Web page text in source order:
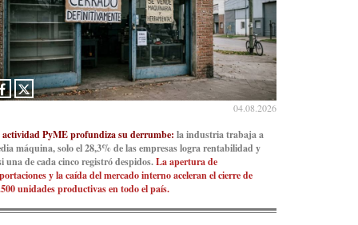
04.08.2026
PyME profundiza su derrumbe: la industria trabaja a
máquina, solo el 28,3% de las empresas logra rentabilidad y
una de cada cinco registró despidos.La apertura de
y la caída del mercado interno aceleran el cierre de
unidades productivas en todo el país.